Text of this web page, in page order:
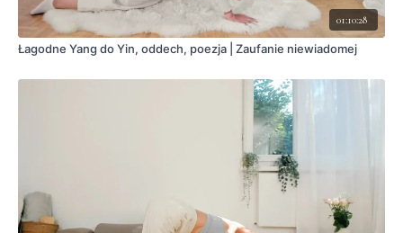
01:10:28
Łagodne Yang do Yin, oddech, poezja | Zaufanie niewiadomej